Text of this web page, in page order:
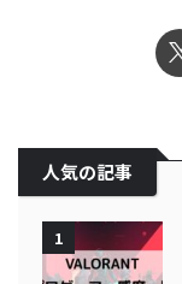
人気の記事
1